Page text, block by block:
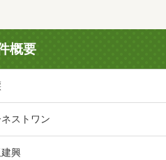
概要
ストワン
興